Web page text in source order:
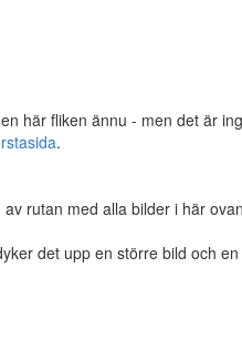
här fliken ännu - men det är
.
rutan med alla bilder i här
det upp en större bild och